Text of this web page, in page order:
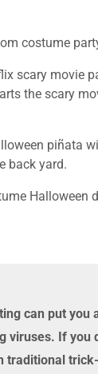
costume
scary movie
the scary
piñata
back yard.
Halloween
can put you
viruses. If you
traditional